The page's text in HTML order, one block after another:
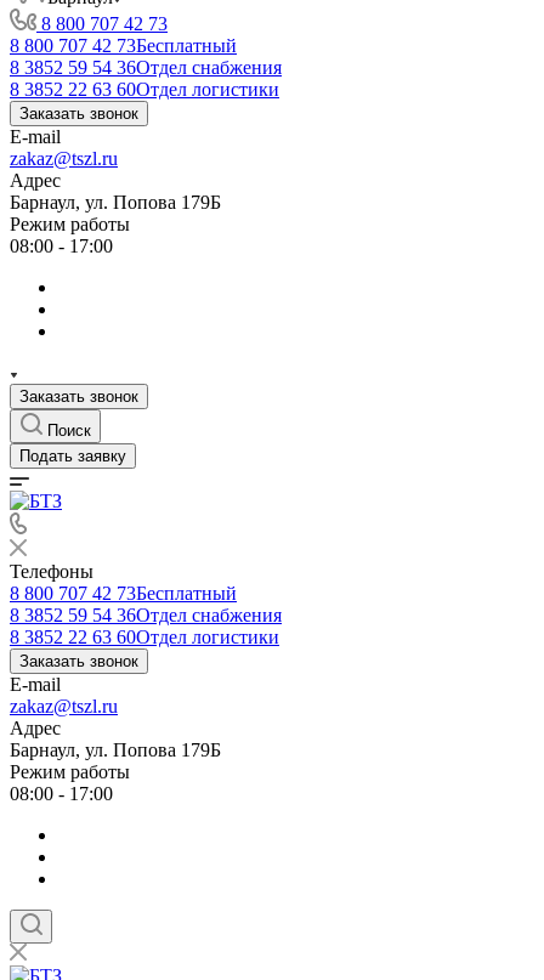
8 800 707 42 73
8 800 707 42 73Бесплатный
8 3852 59 54 36Отдел снабжения
8 3852 22 63 60Отдел логистики
Заказать звонок
E-mail
zakaz@tszl.ru
Адрес
Барнаул, ул. Попова 179Б
Режим работы
08:00 - 17:00
Заказать звонок
Поиск
Подать заявку
Телефоны
8 800 707 42 73Бесплатный
8 3852 59 54 36Отдел снабжения
8 3852 22 63 60Отдел логистики
Заказать звонок
E-mail
zakaz@tszl.ru
Адрес
Барнаул, ул. Попова 179Б
Режим работы
08:00 - 17:00